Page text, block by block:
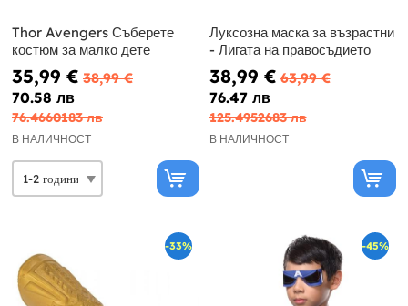
Thor Avengers Съберете
костюм за малко дете
35,99 € 38,99 €
70.58 лв
76.4660183 лв
В НАЛИЧНОСТ
Луксозна маска за възрастни
- Лигата на правосъдието
38,99 € 63,99 €
76.47 лв
125.4952683 лв
В НАЛИЧНОСТ
-33% -45%